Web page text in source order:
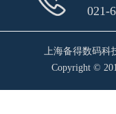
上海备得数码科
Copyright ©
021-